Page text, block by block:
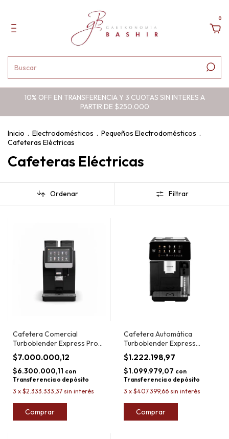
0
10% OFF EN TRANSFERENCIA Y 3 CUOTAS SIN INTERES A
PARTIR DE $250.000
Inicio . Electrodomésticos . Pequeños Electrodomésticos .
Cafeteras Eléctricas
Cafeteras Eléctricas
Ordenar Filtrar
Cafetera Comercial
Turboblender Express Pro
Plus
$7.000.000,12
$6.300.000,11 con
Transferencia o depósito
3 x $2.333.333,37 sin interés
Comprar
Cafetera Automática
Turboblender Express
Touch Pro
$1.222.198,97
$1.099.979,07 con
Transferencia o depósito
3 x $407.399,66 sin interés
Comprar